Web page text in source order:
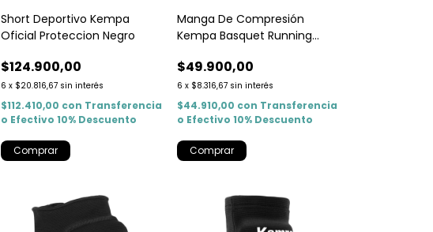
Short Deportivo Kempa
Oficial Proteccion Negro
$124.900,00
6 x $20.816,67 sin interés
$112.410,00 con Transferencia
o Efectivo 10% Descuento
Comprar
Manga De Compresión
Kempa Basquet Running
$49.900,00
6 x $8.316,67 sin interés
$44.910,00 con Transferencia
o Efectivo 10% Descuento
Comprar